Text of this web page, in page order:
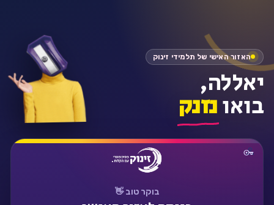
בוקר טוב 👋
האזור האישי של תלמידי זינוק
יאללה,
בואונזנק